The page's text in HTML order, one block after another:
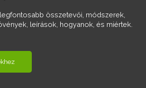
összetevői, módszerek,
leírások, hogyanok, és miértek.